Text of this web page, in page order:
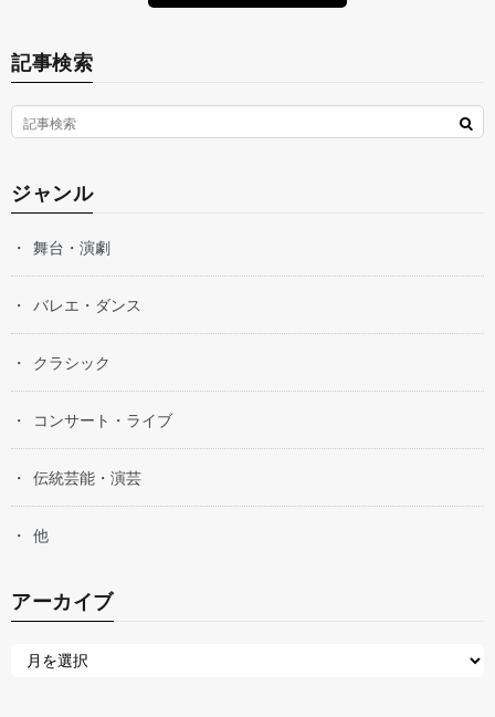
記事検索
ジャンル
舞台・演劇
バレエ・ダンス
クラシック
コンサート・ライブ
伝統芸能・演芸
他
アーカイブ